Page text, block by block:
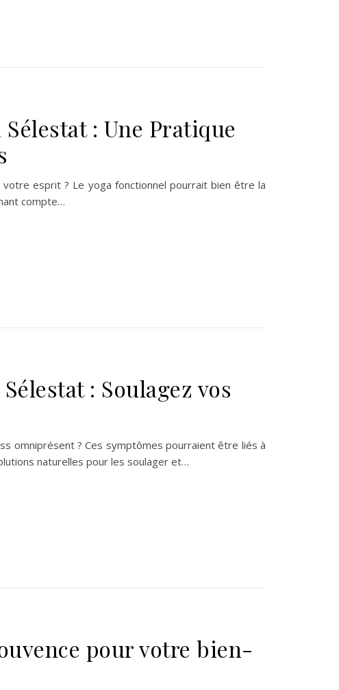
: Une Pratique
esprit ? Le yoga fonctionnel pourrait bien être la
compte…
: Soulagez vos
omniprésent ? Ces symptômes pourraient être liés à
naturelles pour les soulager et…
pour votre bien-